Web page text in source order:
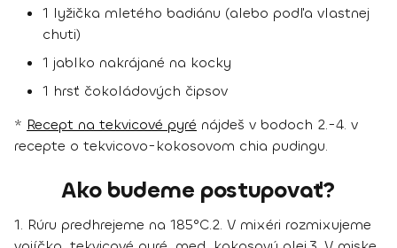
1 lyžička mletého badiánu (alebo podľa vlastnej
chuti)
1 jablko nakrájané na kocky
1 hrsť čokoládových čipsov
* Recept na tekvicové pyré nájdeš v bodoch 2.-4. v
recepte o tekvicovo-kokosovom chia pudingu.
Ako budeme postupovať?
1. Rúru predhrejeme na 185°C.2. V mixéri rozmixujeme